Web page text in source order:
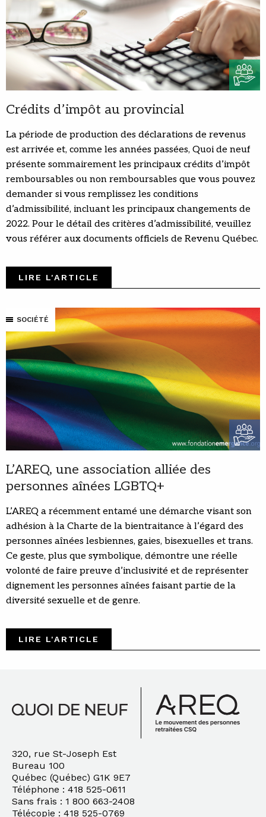
Crédits d’impôt au provincial
La période de production des déclarations de revenus
est arrivée et, comme les années passées, Quoi de neuf
présente sommairement les principaux crédits d’impôt
remboursables ou non remboursables que vous pouvez
demander si vous remplissez les conditions
d’admissibilité, incluant les principaux changements de
2022. Pour le détail des critères d’admissibilité, veuillez
vous référer aux documents officiels de Revenu Québec.
LIRE L'ARTICLE
SOCIÉTÉ
L’AREQ, une association alliée des
personnes aînées LGBTQ+
L’AREQ a récemment entamé une démarche visant son
adhésion à la Charte de la bientraitance à l’égard des
personnes aînées lesbiennes, gaies, bisexuelles et trans.
Ce geste, plus que symbolique, démontre une réelle
volonté de faire preuve d’inclusivité et de représenter
dignement les personnes aînées faisant partie de la
diversité sexuelle et de genre.
LIRE L'ARTICLE
320, rue St-Joseph Est
Bureau 100
Québec (Québec) G1K 9E7
Téléphone : 418 525-0611
Sans frais : 1 800 663-2408
Télécopie : 418 525-0769